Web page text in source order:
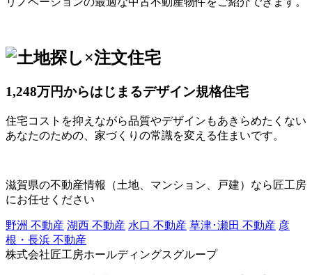
1,248万円からはじまるデザイン規格住宅
住宅コストを抑えながら品質やデザインもあきらめたくない
あなたのための、家づくりの常識を変える住まいです。
滋賀県の不動産情報（土地、マンション、戸建）なら匠工房
にお任せください
野洲 不動産 湖西 不動産 水口 不動産 草津･瀬田 不動産 彦
根・長浜 不動産
株式会社匠工房ホールディングスグループ